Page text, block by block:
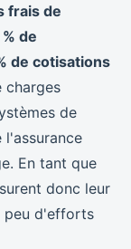
frais de
de
de cotisations
charges
de
l'assurance
En tant que
donc leur
peu d'efforts